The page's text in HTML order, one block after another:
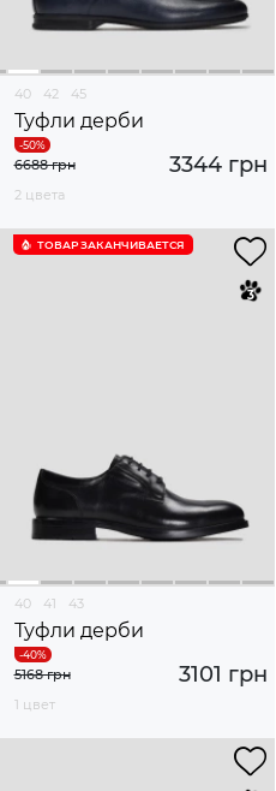
40 42 45
Туфли дерби
3344 грн
6688 грн
2 цвета
ТОВАР ЗАКАНЧИВАЕТСЯ
40 41 43
Туфли дерби
3101 грн
5168 грн
1 цвет